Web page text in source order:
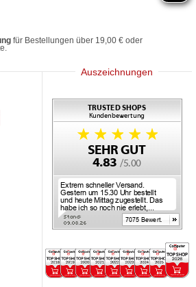
für Bestellungen über 19,00 € oder
Auszeichnungen